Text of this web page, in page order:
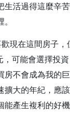
生活過得這麼辛
現在這間房子
可能會選擇投
房不會成為我的
擴大的年紀，應
產生複利的好機